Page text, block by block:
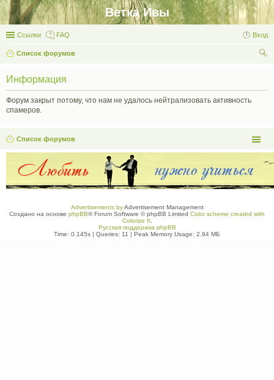
Ветка Ивы
Ссылки FAQ Вход
Список форумов
Информация
Форум закрыт потому, что нам не удалось нейтрализовать активность
спамеров.
Список форумов
Advertisements byAdvertisement Management
Создано на основе phpBB® Forum Software © phpBB Limited Color scheme created with
Colorize It.
Русская поддержка phpBB
Time: 0.145s | Queries: 11 | Peak Memory Usage: 2.94 МБ